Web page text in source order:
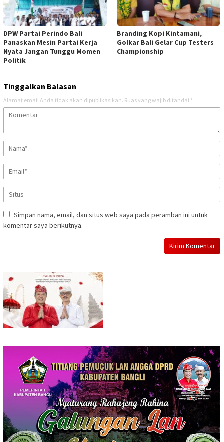
DPW Partai Perindo Bali
Panaskan Mesin Partai Kerja
Nyata Jangan Tunggu Momen
Politik
Branding Kopi Kintamani,
Golkar Bali Gelar Cup Testers
Championship
Tinggalkan Balasan
Alamat email Anda tidak akan dipublikasikan. Ruas yang wajib ditandai *
Simpan nama, email, dan situs web saya pada peramban ini untuk
komentar saya berikutnya.